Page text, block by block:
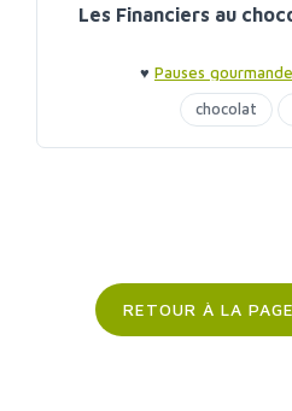
Les Financiers au
♥ Pauses
chocolat
RETOUR À LA